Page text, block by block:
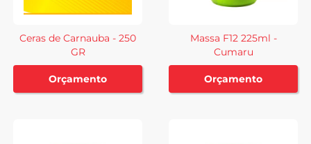
Ceras de Carnauba - 250
GR
Orçamento
Massa F12 225ml -
Cumaru
Orçamento